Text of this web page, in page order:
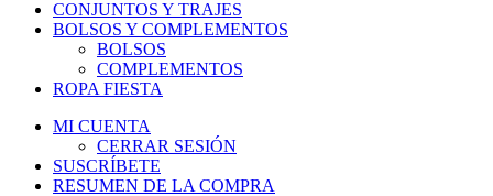
CONJUNTOS Y TRAJES
BOLSOS Y COMPLEMENTOS
BOLSOS
COMPLEMENTOS
ROPA FIESTA
MI CUENTA
CERRAR SESIÓN
SUSCRÍBETE
RESUMEN DE LA COMPRA